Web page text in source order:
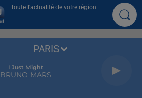
Toute l'actualité de votre région
I Just Might
BRUNO MARS
PARIS